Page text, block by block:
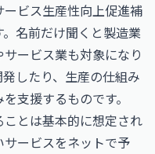
ビス生産性向上促進補
名前だけ聞くと製造業
ービス業も対象になり
したり、生産の仕組み
支援するものです。
とは基本的に想定され
ービスをネットで予